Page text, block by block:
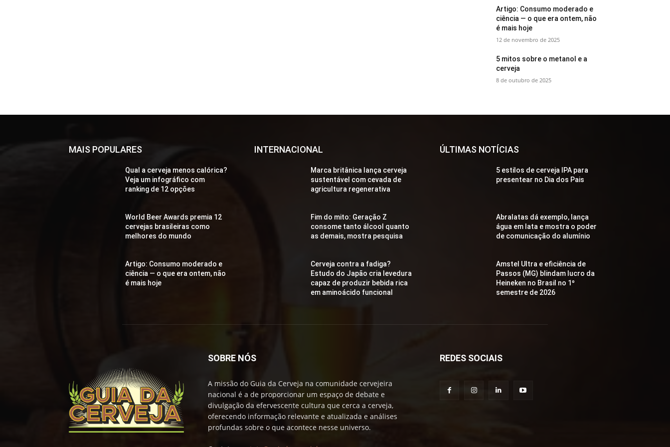
Artigo: Consumo moderado e
ciência — o que era ontem, não
é mais hoje
12 de novembro de 2025
5 mitos sobre o metanol e a
cerveja
8 de outubro de 2025
MAIS POPULARES
Qual a cerveja menos calórica?
Veja um infográfico com
ranking de 12 opções
World Beer Awards premia 12
cervejas brasileiras como
melhores do mundo
Artigo: Consumo moderado e
ciência — o que era ontem, não
é mais hoje
INTERNACIONAL
Marca britânica lança cerveja
sustentável com cevada de
agricultura regenerativa
Fim do mito: Geração Z
consome tanto álcool quanto
as demais, mostra pesquisa
Cerveja contra a fadiga?
Estudo do Japão cria levedura
capaz de produzir bebida rica
em aminoácido funcional
ÚLTIMAS NOTÍCIAS
5 estilos de cerveja IPA para
presentear no Dia dos Pais
Abralatas dá exemplo, lança
água em lata e mostra o poder
de comunicação do alumínio
Amstel Ultra e eficiência de
Passos (MG) blindam lucro da
Heineken no Brasil no 1º
semestre de 2026
SOBRE NÓS
A missão do Guia da Cerveja na comunidade cervejeira
nacional é a de proporcionar um espaço de debate e
divulgação da efervescente cultura que cerca a cerveja,
oferecendo informação relevante e atualizada e análises
profundas sobre o que acontece nesse universo.
REDES SOCIAIS